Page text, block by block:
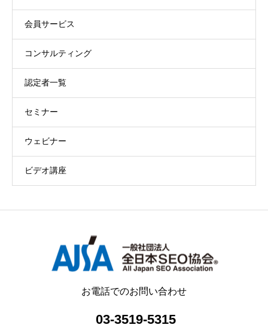
会員サービス
コンサルティング
認定者一覧
セミナー
ウェビナー
ビデオ講座
お電話でのお問い合わせ
03-3519-5315